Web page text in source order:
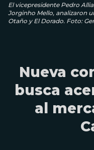
El vicepresidente Pedro
Jorginho Mello, analizaron
Otaño y El Dorado. Foto:
Nueva
busca
al